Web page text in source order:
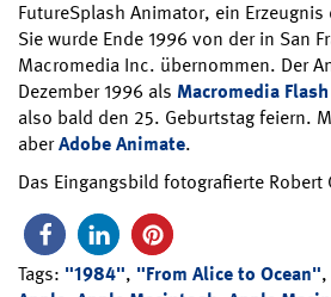
FutureSplash Animator, ein Erzeugnis
Sie wurde Ende 1996 von der in San
Macromedia Inc. übernommen. Der
Dezember 1996 als Macromedia Flash
also bald den 25. Geburtstag feiern.
aberAdobe Animate.
Das Eingangsbild fotografierte Robert
Tags: "1984", "From Alice to Ocean",